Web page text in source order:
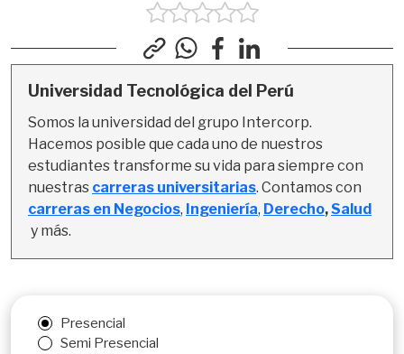
Universidad Tecnológica del Perú
Somos la universidad del grupo Intercorp.
Hacemos posible que cada uno de nuestros
estudiantes transforme su vida para siempre con
nuestras carreras universitarias
carreras en Negocios, Ingeniería, Derecho, Salud
y más.
Presencial
Semi Presencial